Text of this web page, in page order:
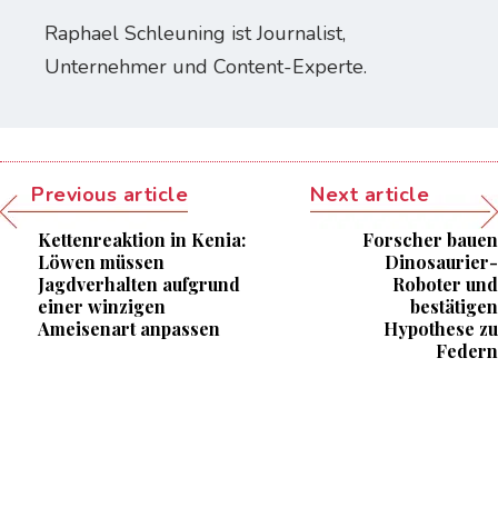
Raphael Schleuning ist Journalist,
Unternehmer und Content-Experte.
Previous article
Kettenreaktion in Kenia:
Löwen müssen
Jagdverhalten aufgrund
einer winzigen
Ameisenart anpassen
Next article
Forscher bauen
Dinosaurier-
Roboter und
bestätigen
Hypothese zu
Federn